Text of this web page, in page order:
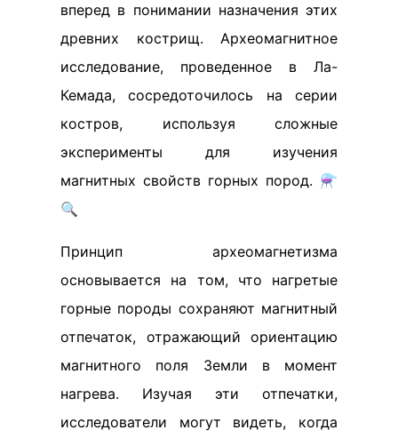
вперед в понимании назначения этих
древних кострищ. Археомагнитное
исследование, проведенное в Ла-
Кемада, сосредоточилось на серии
костров, используя сложные
эксперименты для изучения
магнитных свойств горных пород. ⚗️
🔍
Принцип археомагнетизма
основывается на том, что нагретые
горные породы сохраняют магнитный
отпечаток, отражающий ориентацию
магнитного поля Земли в момент
нагрева. Изучая эти отпечатки,
исследователи могут видеть, когда